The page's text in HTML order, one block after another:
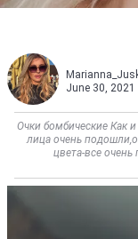
June 30, 2021
Очки бомбические Как
лица очень
цвета-все